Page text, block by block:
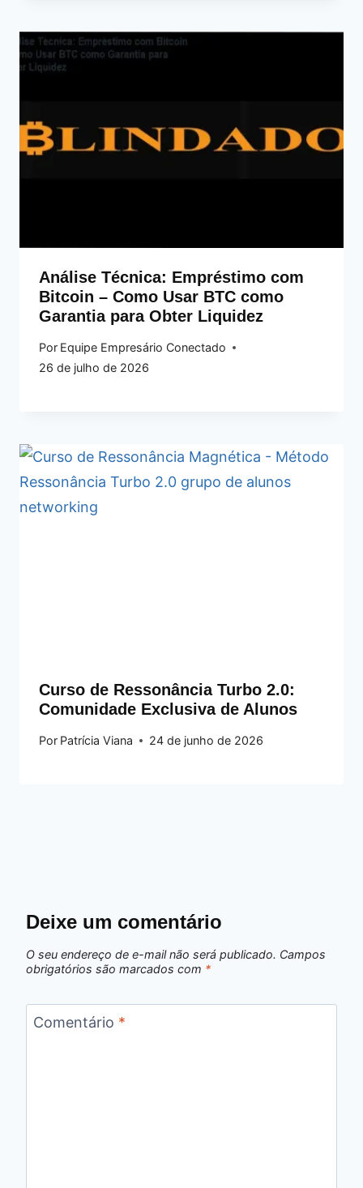
Análise Técnica: Empréstimo com
Bitcoin – Como Usar BTC como
Garantia para Obter Liquidez
Por Equipe Empresário Conectado
26 de julho de 2026
Curso de Ressonância Turbo 2.0:
Comunidade Exclusiva de Alunos
Por Patrícia Viana 24 de junho de 2026
Deixe um comentário
O seu endereço de e-mail não será publicado. Campos
obrigatórios são marcados com *
Comentário *